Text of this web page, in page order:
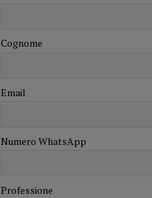
Cognome
Email
Numero WhatsApp
Professione